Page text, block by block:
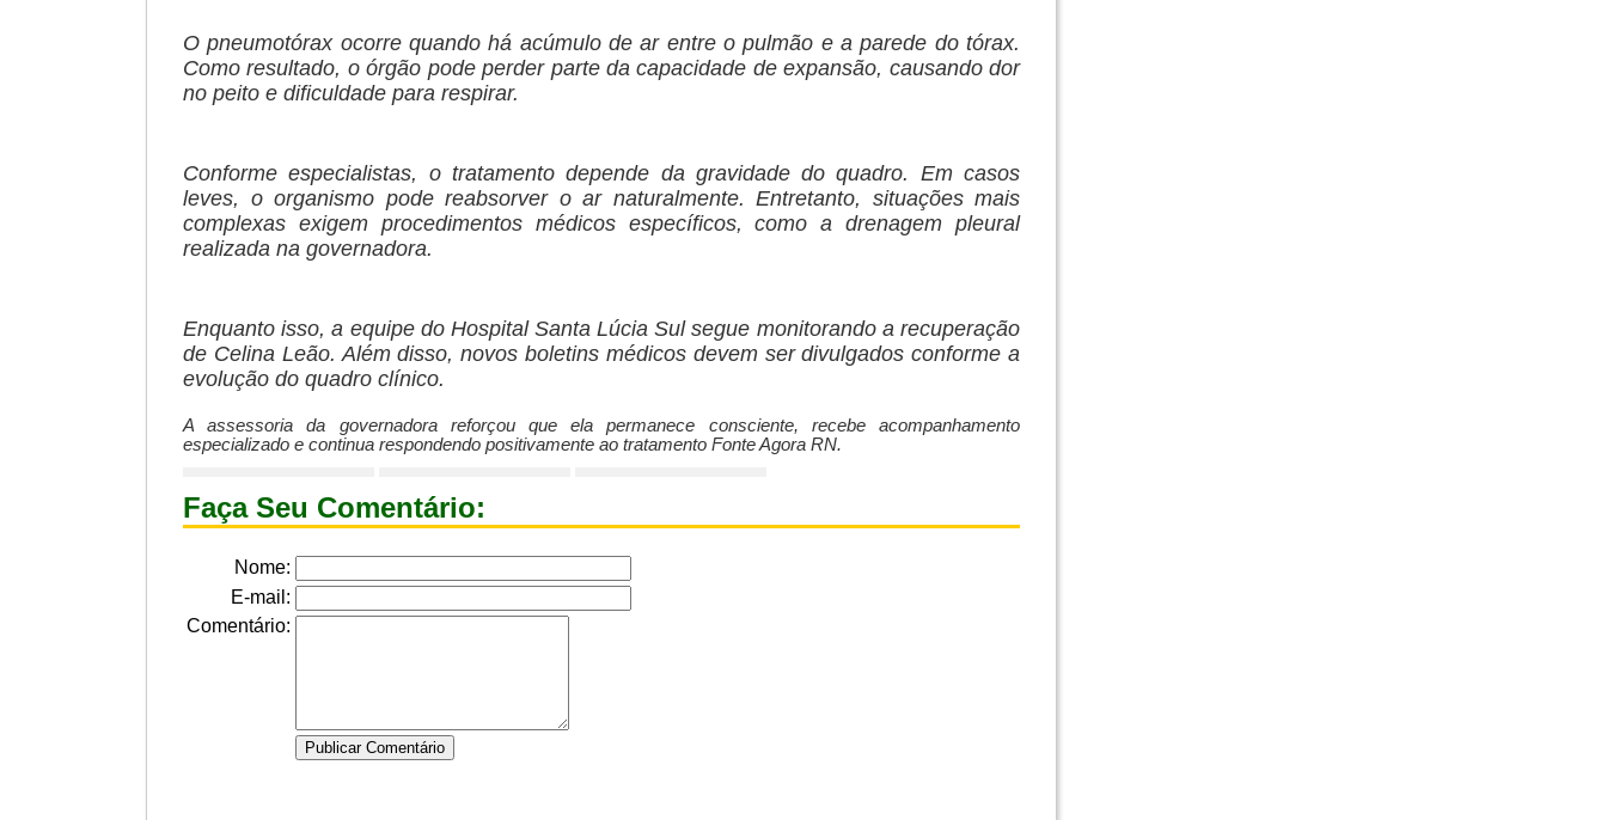
O pneumotórax ocorre quando há acúmulo de ar entre o pulmão e a parede do tórax.
Como resultado, o órgão pode perder parte da capacidade de expansão, causando dor
no peito e dificuldade para respirar.
Conforme especialistas, o tratamento depende da gravidade do quadro. Em casos
leves, o organismo pode reabsorver o ar naturalmente. Entretanto, situações mais
complexas exigem procedimentos médicos específicos, como a drenagem pleural
realizada na governadora.
Enquanto isso, a equipe do Hospital Santa Lúcia Sul segue monitorando a recuperação
de Celina Leão. Além disso, novos boletins médicos devem ser divulgados conforme a
evolução do quadro clínico.
A assessoria da governadora reforçou que ela permanece consciente, recebe acompanhamento
especializado e continua respondendo positivamente ao tratamento Fonte Agora RN.
Faça Seu Comentário:
Nome:
E-mail:
Comentário: